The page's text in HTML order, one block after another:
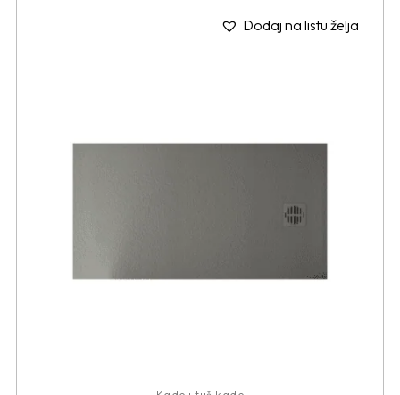
Dodaj na listu želja